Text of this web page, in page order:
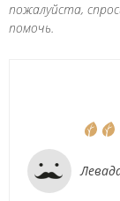
пожалуйста,
помочь.